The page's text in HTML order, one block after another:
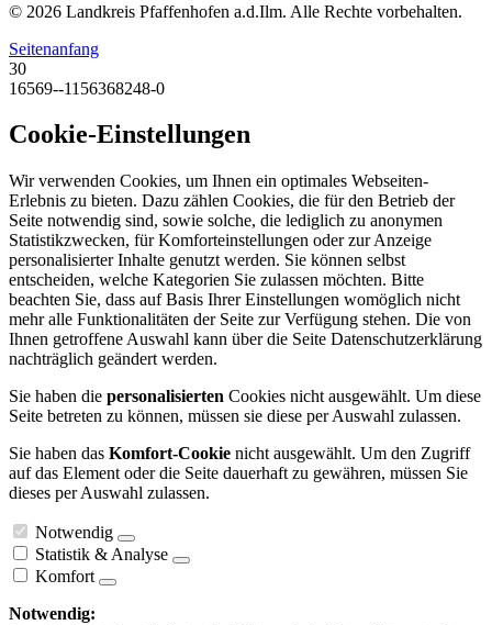
© 2026 Landkreis Pfaffenhofen a.d.Ilm. Alle Rechte vorbehalten.
Seitenanfang
30
16569--1156368248-0
Cookie-Einstellungen
Wir verwenden Cookies, um Ihnen ein optimales Webseiten-
Erlebnis zu bieten. Dazu zählen Cookies, die für den Betrieb der
Seite notwendig sind, sowie solche, die lediglich zu anonymen
Statistikzwecken, für Komforteinstellungen oder zur Anzeige
personalisierter Inhalte genutzt werden. Sie können selbst
entscheiden, welche Kategorien Sie zulassen möchten. Bitte
beachten Sie, dass auf Basis Ihrer Einstellungen womöglich nicht
mehr alle Funktionalitäten der Seite zur Verfügung stehen. Die von
Ihnen getroffene Auswahl kann über die Seite Datenschutzerklärung
nachträglich geändert werden.
Sie haben die personalisierten Cookies nicht ausgewählt. Um diese
Seite betreten zu können, müssen sie diese per Auswahl zulassen.
Sie haben das Komfort-Cookie nicht ausgewählt. Um den Zugriff
auf das Element oder die Seite dauerhaft zu gewähren, müssen Sie
dieses per Auswahl zulassen.
Notwendig
Statistik & Analyse
Komfort
Notwendig: